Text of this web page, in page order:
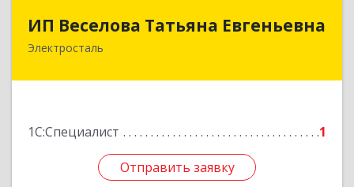
ИП Веселова Татьяна Евгеньевна
Электросталь
1С:Специалист 1
Отправить заявку
144000, Московская обл, Электросталь г,
Отправить заявку